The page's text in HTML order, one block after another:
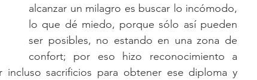
alcanzar un milagro es buscar lo incómodo,
lo que dé miedo, porque sólo así pueden
ser posibles, no estando en una zona de
confort; por eso hizo reconocimiento a
incluso sacrificios para obtener ese diploma y